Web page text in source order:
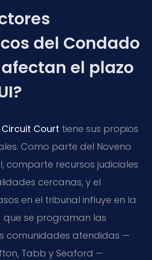
del Condado
el plazo
Court tiene sus propios
Como parte del Noveno
comparte recursos judiciales
cercanas, y el
en el tribunal influye en la
que se programan las
comunidades atendidas —
Tabb y Seaford —